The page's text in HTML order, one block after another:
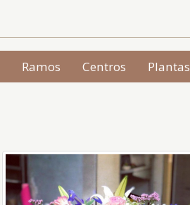
Ramos Centros Plantas